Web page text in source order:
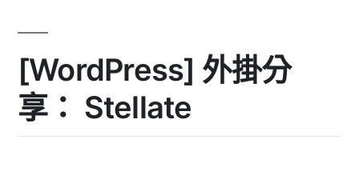
[WordPress] 外掛分
享： Stellate